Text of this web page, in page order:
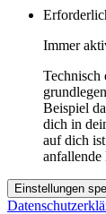
Immer
Technisch
Beispiel
dich in
auf dich
anfallende
Einstellungen